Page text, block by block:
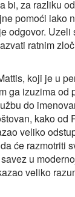
bi, za razliku
pomoći iako
odgovor. Uzeli
ratnim
koji je u
ga izuzima od
do
kako od
veliko
će razmotriti
u
veliko